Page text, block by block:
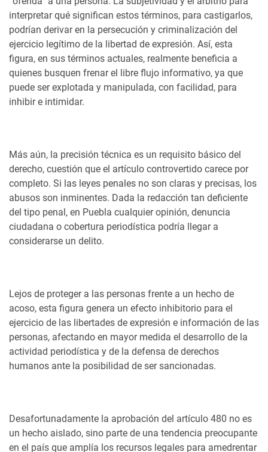
interpretar qué significan estos términos, para castigarlos,
podrían derivar en la persecución y criminalización del
ejercicio legítimo de la libertad de expresión. Así, esta
figura, en sus términos actuales, realmente beneficia a
quienes busquen frenar el libre flujo informativo, ya que
puede ser explotada y manipulada, con facilidad, para
inhibir e intimidar.
Más aún, la precisión técnica es un requisito básico del
derecho, cuestión que el artículo controvertido carece por
completo. Si las leyes penales no son claras y precisas, los
abusos son inminentes. Dada la redacción tan deficiente
del tipo penal, en Puebla cualquier opinión, denuncia
ciudadana o cobertura periodística podría llegar a
considerarse un delito.
Lejos de proteger a las personas frente a un hecho de
acoso, esta figura genera un efecto inhibitorio para el
ejercicio de las libertades de expresión e información de las
personas, afectando en mayor medida el desarrollo de la
actividad periodística y de la defensa de derechos
humanos ante la posibilidad de ser sancionadas.
Desafortunadamente la aprobación del artículo 480 no es
un hecho aislado, sino parte de una tendencia preocupante
en el país que amplía los recursos legales para amedrentar